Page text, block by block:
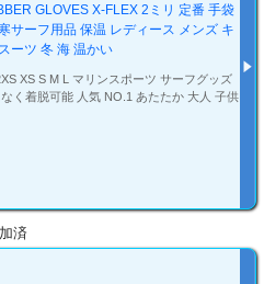
GLOVES X-FLEX 2ミリ 定番 手袋
サーフ用品 保温 レディース メンズ キ
ーツ 冬 海 温かい
XS S M L マリンスポーツ サーフグッズ
く着脱可能 人気 NO.1 あたたか 大人 子供
済